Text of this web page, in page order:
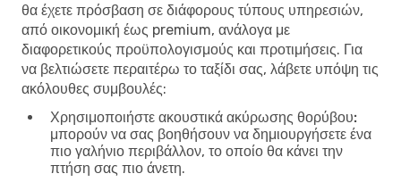
θα έχετε πρόσβαση σε διάφορους τύπους υπηρεσιών,
από οικονομική έως premium, ανάλογα με
διαφορετικούς προϋπολογισμούς και προτιμήσεις. Για
να βελτιώσετε περαιτέρω το ταξίδι σας, λάβετε υπόψη τις
ακόλουθες συμβουλές:
Χρησιμοποιήστε ακουστικά ακύρωσης θορύβου:
μπορούν να σας βοηθήσουν να δημιουργήσετε ένα
πιο γαλήνιο περιβάλλον, το οποίο θα κάνει την
πτήση σας πιο άνετη.